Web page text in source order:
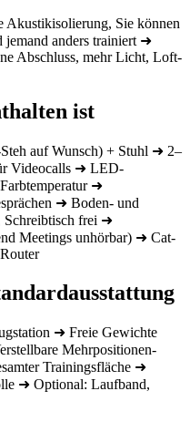
Sie können
jemand anders trainiert ➜
Abschluss, mehr Licht, Loft-
ist
auf Wunsch) + Stuhl ➜ 2–
Videocalls ➜ LED-
➜
➜ Boden- und
Schreibtisch frei ➜
Meetings unhörbar) ➜ Cat-
➜ Freie Gewichte
Mehrpositionen-
Trainingsfläche ➜
➜ Optional: Laufband,